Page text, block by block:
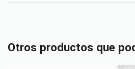
Otros productos que